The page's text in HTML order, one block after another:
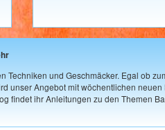
und Geschmäcker. Egal ob
unser Angebot mit wöchentlichen
ihr Anleitungen zu den Themen